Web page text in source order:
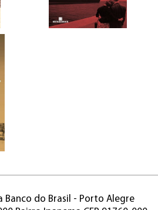
Banco do Brasil - Porto Alegre